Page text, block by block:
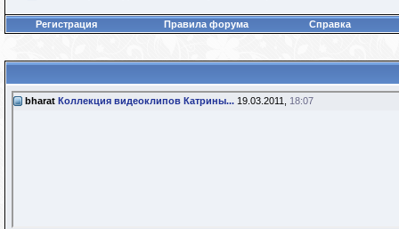
Регистрация Правила форума Справка
bharat Коллекция видеоклипов Катрины... 19.03.2011, 18:07